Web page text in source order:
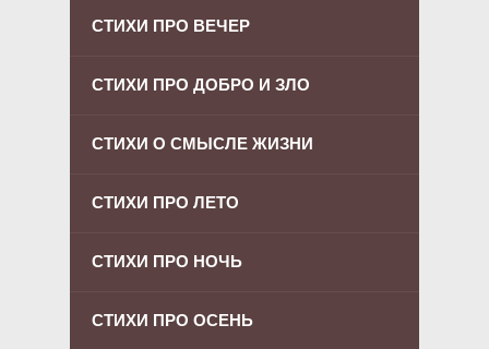
СТИХИ ПРО ВЕЧЕР
СТИХИ ПРО ДОБРО И ЗЛО
СТИХИ О СМЫСЛЕ ЖИЗНИ
СТИХИ ПРО ЛЕТО
СТИХИ ПРО НОЧЬ
СТИХИ ПРО ОСЕНЬ